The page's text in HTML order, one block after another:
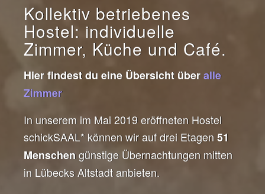
Kollektiv betriebenes
Hostel: individuelle
Zimmer, Küche und Café.
Hier findest du eine Übersicht überalle
Zimmer
In unserem im Mai 2019 eröffneten Hostel
schickSAAL* können wir auf drei Etagen51
Menschengünstige Übernachtungen mitten
in Lübecks Altstadt anbieten.